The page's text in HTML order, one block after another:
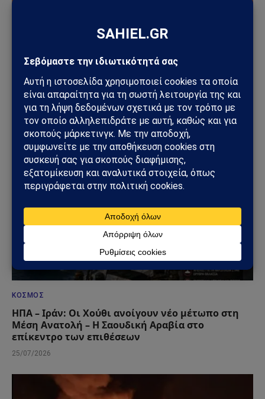
βομβαρδισμών μετά την ιρανική πυραυλική
επίθεση – Η Μέση Ανατολή εισέρχεται σε ακόμη
πιο επικίνδυνη φάση
31/07/2026
ΚΌΣΜΟΣ
ΗΠΑ – Ιράν: Οι Χούθι ανοίγουν νέο μέτωπο στη
Μέση Ανατολή – Η Σαουδική Αραβία στο
επίκεντρο των επιθέσεων
25/07/2026